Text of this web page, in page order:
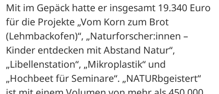
Mit im Gepäck hatte er insgesamt 19.340 Euro
für die Projekte „Vom Korn zum Brot
(Lehmbackofen)“, „Naturforscher:innen –
Kinder entdecken mit Abstand Natur“,
„Libellenstation“, „Mikroplastik“ und
„Hochbeet für Seminare“. „NATURbgeistert“